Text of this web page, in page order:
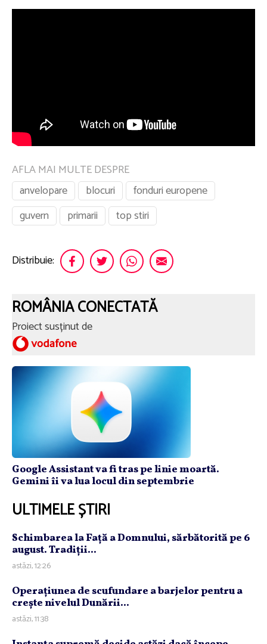
AFLA MAI MULTE DESPRE
anvelopare
blocuri
fonduri europene
guvern
primarii top stiri
Distribuie:
ROMÂNIA CONECTATĂ
Proiect susținut de
Google Assistant va fi tras pe linie moartă.
Gemini îi va lua locul din septembrie
ULTIMELE ȘTIRI
Schimbarea la Faţă a Domnului, sărbătorită pe 6
august. Tradiţii...
astăzi, 12:26
Operaţiunea de scufundare a barjelor pentru a
creşte nivelul Dunării...
astăzi, 11:38